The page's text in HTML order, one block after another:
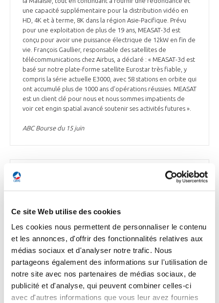
Ce site Web utilise des cookies
Les cookies nous permettent de personnaliser le contenu
et les annonces, d'offrir des fonctionnalités relatives aux
médias sociaux et d'analyser notre trafic. Nous
partageons également des informations sur l'utilisation de
notre site avec nos partenaires de médias sociaux, de
publicité et d'analyse, qui peuvent combiner celles-ci
avec d'autres informations que vous leur avez fournies
une capacité supplémentaire pour la distribution vidéo en
HD, 4K et à terme, 8K dans la région Asie-Pacifique. Prévu
pour une exploitation de plus de 19 ans, MEASAT-3d est
conçu pour avoir une puissance électrique de 12kW en fin de
vie. François Gaullier, responsable des satellites de
télécommunications chez Airbus, a déclaré : « MEASAT-3d est
basé sur notre plate-forme satellite Eurostar très fiable, y
compris la série actuelle E3000, avec 58 stations en orbite qui
ont accumulé plus de 1000 ans d'opérations réussies. MEASAT
est un client clé pour nous et nous sommes impatients de
voir cet engin spatial avancé soutenir ses activités futures ».
ABC Bourse du 15 juin
Thales Alenia Space reçoit la visite du
Secrétaire d'Etat fédéral belge Thomas
Dermine sur son site de Charleroi
Thales Alenia Space (TAS) a reçu la visite, mardi 14 juin, sur
son site de Charleroi, en Belgique, de Thierry Breton,
Commissaire européen au marché intérieur, et de Thomas
Dermine, Secrétaire d'État fédéral belge pour la Relance et
les Investissements stratégiques. Ils ont été accueillis par
Hervé Derrey, PDG de TAS, Ina Maller, Présidente-Directrice